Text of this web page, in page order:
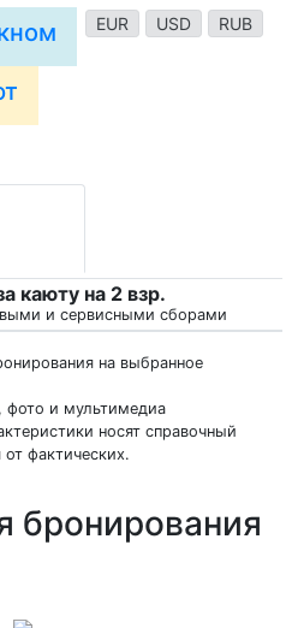
EUR USD RUB
каюту на 2 взр.
и сервисными сборами
на выбранное
фото и мультимедиа
носят справочный
от фактических.
бронирования